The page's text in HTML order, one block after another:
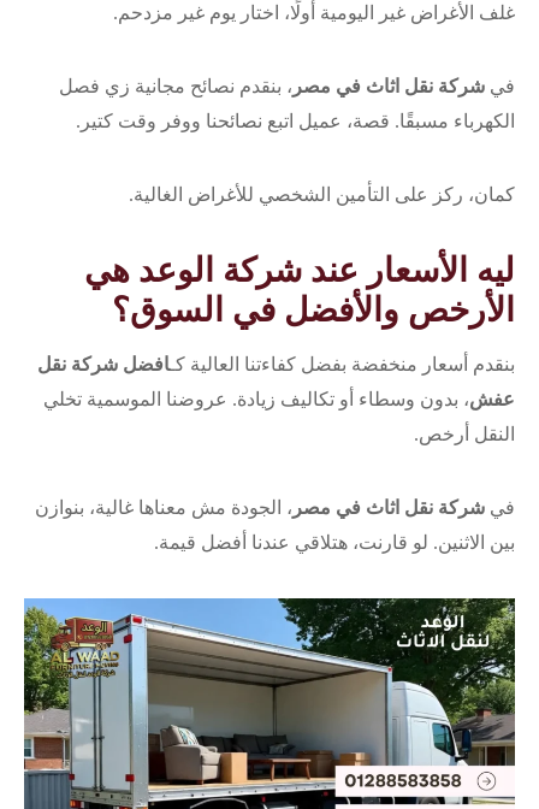
غلف الأغراض غير اليومية أولًا، اختار يوم غير مزدحم.
في شركة نقل اثاث في مصر ، بنقدم نصائح مجانية زي فصل
الكهرباء مسبقًا. قصة، عميل اتبع نصائحنا ووفر وقت كتير.
كمان، ركز على التأمين الشخصي للأغراض الغالية.
ليه الأسعار عند شركة الوعد هي
الأرخص والأفضل في السوق؟
بنقدم أسعار منخفضة بفضل كفاءتنا العالية كـافضل شركة نقل
عفش، بدون وسطاء أو تكاليف زيادة. عروضنا الموسمية تخلي
النقل أرخص.
في شركة نقل اثاث في مصر ، الجودة مش معناها غالية، بنوازن
بين الاثنين. لو قارنت، هتلاقي عندنا أفضل قيمة.